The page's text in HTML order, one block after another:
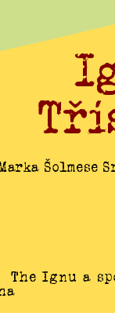
The Ignu a